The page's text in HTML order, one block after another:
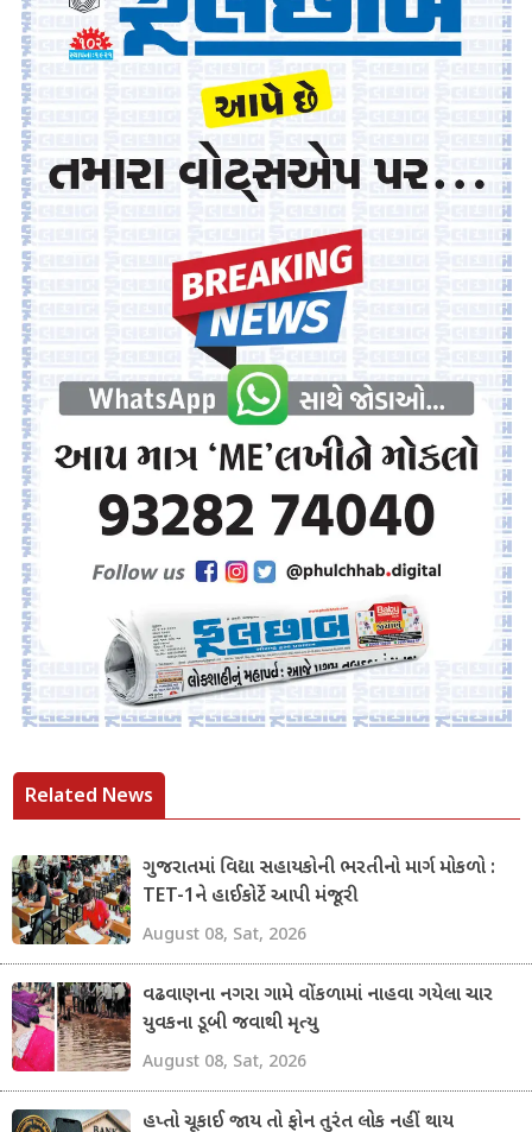
Related News
ગુજરાતમાં વિદ્યા સહાયકોની ભરતીનો માર્ગ મોકળો :
TET-1ને હાઈકોર્ટે આપી મંજૂરી
August 08, Sat, 2026
વઢવાણના નગરા ગામે વોંકળામાં નાહવા ગયેલા ચાર
યુવકના ડૂબી જવાથી મૃત્યુ
August 08, Sat, 2026
હપ્તો ચૂકાઈ જાય તો ફોન તુરંત લોક નહીં થાય